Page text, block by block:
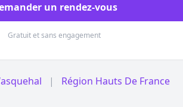
un rendez-vous
Gratuit et sans engagement
| Région Hauts De France